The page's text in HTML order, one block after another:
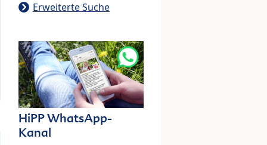
Erweiterte Suche
HiPP WhatsApp-
Kanal